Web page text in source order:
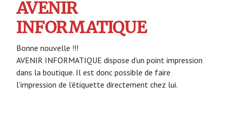
AVENIR
INFORMATIQUE
Bonne nouvelle !!!
AVENIR INFORMATIQUE dispose d’un point impression
dans la boutique. Il est donc possible de faire
l’impression de l’étiquette directement chez lui.